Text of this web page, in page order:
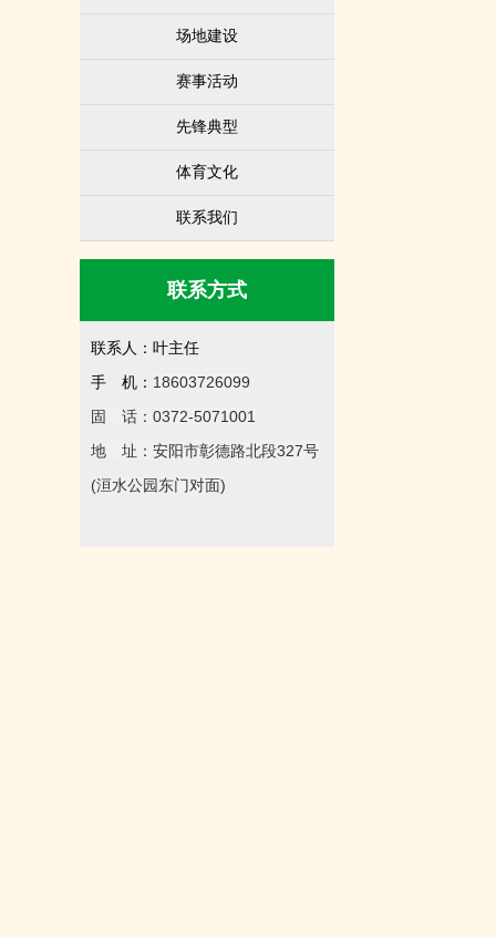
场地建设
赛事活动
先锋典型
体育文化
联系我们
联系方式
联系人：叶主任
手 机： 18603726099
固 话：0372-5071001
地 址：安阳市彰德路北段327号
(洹水公园东门对面)